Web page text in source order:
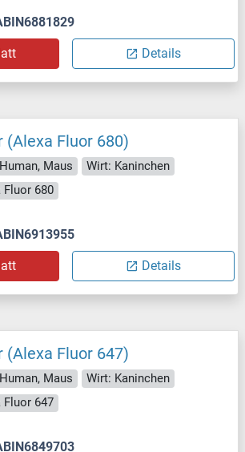
Details
(Alexa Fluor 680)
Maus
Wirt: Kaninchen
Fluor 680
Details
(Alexa Fluor 647)
Maus
Wirt: Kaninchen
Fluor 647